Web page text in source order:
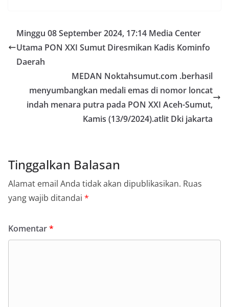
Minggu 08 September 2024, 17:14 Media Center
Utama PON XXI Sumut Diresmikan Kadis Kominfo
Daerah
MEDAN Noktahsumut.com .berhasil
menyumbangkan medali emas di nomor loncat
indah menara putra pada PON XXI Aceh-Sumut,
Kamis (13/9/2024).atlit Dki jakarta
Tinggalkan Balasan
Alamat email Anda tidak akan dipublikasikan. Ruas
yang wajib ditandai *
Komentar*